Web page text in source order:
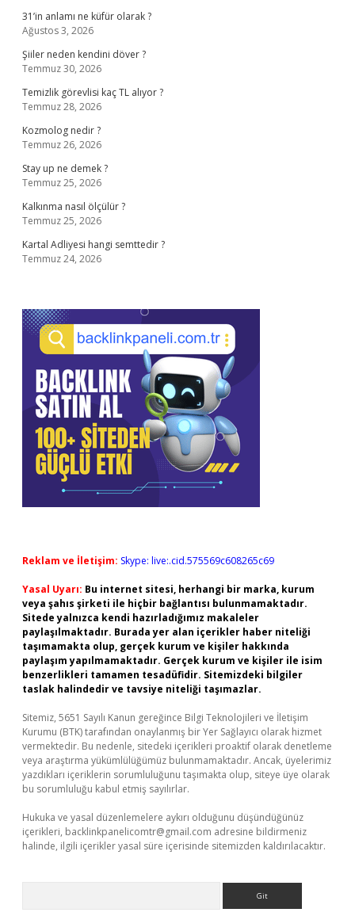
31’in anlamı ne küfür olarak ?
Ağustos 3, 2026
Şiiler neden kendini döver ?
Temmuz 30, 2026
Temizlik görevlisi kaç TL alıyor ?
Temmuz 28, 2026
Kozmolog nedir ?
Temmuz 26, 2026
Stay up ne demek ?
Temmuz 25, 2026
Kalkınma nasıl ölçülür ?
Temmuz 25, 2026
Kartal Adliyesi hangi semttedir ?
Temmuz 24, 2026
Reklam ve İletişim: Skype: live:.cid.575569c608265c69
Yasal Uyarı: Bu internet sitesi, herhangi bir marka, kurum
veya şahıs şirketi ile hiçbir bağlantısı bulunmamaktadır.
Sitede yalnızca kendi hazırladığımız makaleler
paylaşılmaktadır. Burada yer alan içerikler haber niteliği
taşımamakta olup, gerçek kurum ve kişiler hakkında
paylaşım yapılmamaktadır. Gerçek kurum ve kişiler ile isim
benzerlikleri tamamen tesadüfidir. Sitemizdeki bilgiler
taslak halindedir ve tavsiye niteliği taşımazlar.
Sitemiz, 5651 Sayılı Kanun gereğince Bilgi Teknolojileri ve İletişim
Kurumu (BTK) tarafından onaylanmış bir Yer Sağlayıcı olarak hizmet
vermektedir. Bu nedenle, sitedeki içerikleri proaktif olarak denetleme
veya araştırma yükümlülüğümüz bulunmamaktadır. Ancak, üyelerimiz
yazdıkları içeriklerin sorumluluğunu taşımakta olup, siteye üye olarak
bu sorumluluğu kabul etmiş sayılırlar.
Hukuka ve yasal düzenlemelere aykırı olduğunu düşündüğünüz
içerikleri, backlinkpanelicomtr@gmail.com adresine bildirmeniz
halinde, ilgili içerikler yasal süre içerisinde sitemizden kaldırılacaktır.